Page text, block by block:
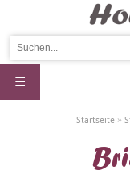
☰
Startseite»